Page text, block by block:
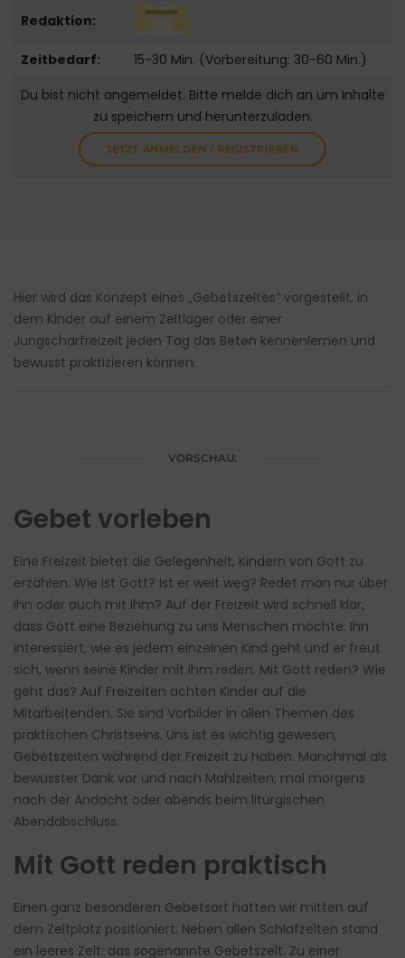
Redaktion:
Zeitbedarf:
15-30 Min. (Vorbereitung: 30-60 Min.)
Du bist nicht angemeldet. Bitte melde dich an um Inhalte
zu speichern und herunterzuladen.
JETZT ANMELDEN / REGISTRIEREN
Hier wird das Konzept eines „Gebetszeltes“ vorgestellt, in
dem Kinder auf einem Zeltlager oder einer
Jungscharfreizeit jeden Tag das Beten kennenlernen und
bewusst praktizieren können.
VORSCHAU:
Gebet vorleben
Eine Freizeit bietet die Gelegenheit, Kindern von Gott zu
erzählen. Wie ist Gott? Ist er weit weg? Redet man nur über
ihn oder auch mit ihm? Auf der Freizeit wird schnell klar,
dass Gott eine Beziehung zu uns Menschen möchte. Ihn
interessiert, wie es jedem einzelnen Kind geht und er freut
sich, wenn seine Kinder mit ihm reden. Mit Gott reden? Wie
geht das? Auf Freizeiten achten Kinder auf die
Mitarbeitenden. Sie sind Vorbilder in allen Themen des
praktischen Christseins. Uns ist es wichtig gewesen,
Gebetszeiten während der Freizeit zu haben. Manchmal als
bewusster Dank vor und nach Mahlzeiten; mal morgens
nach der Andacht oder abends beim liturgischen
Abendabschluss.
Mit Gott reden praktisch
Einen ganz besonderen Gebetsort hatten wir mitten auf
dem Zeltplatz positioniert. Neben allen Schlafzelten stand
ein leeres Zelt: das sogenannte Gebetszelt. Zu einer